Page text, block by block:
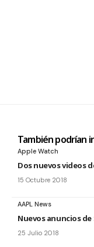
También podrían
Apple Watch
Dos nuevos videos
15 Octubre 2018
AAPL News
Nuevos anuncios
25 Julio 2018